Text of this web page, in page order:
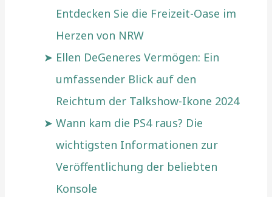
Entdecken Sie die Freizeit-Oase im
Herzen von NRW
Ellen DeGeneres Vermögen: Ein
umfassender Blick auf den
Reichtum der Talkshow-Ikone 2024
Wann kam die PS4 raus? Die
wichtigsten Informationen zur
Veröffentlichung der beliebten
Konsole